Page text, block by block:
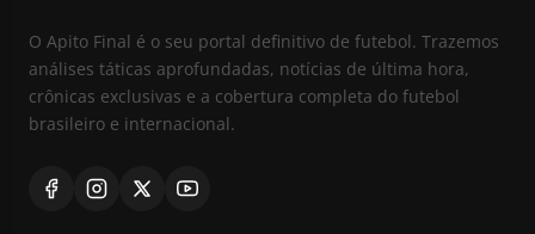
O Apito Final é o seu portal definitivo de futebol. Trazemos
análises táticas aprofundadas, notícias de última hora,
crônicas exclusivas e a cobertura completa do futebol
brasileiro e internacional.